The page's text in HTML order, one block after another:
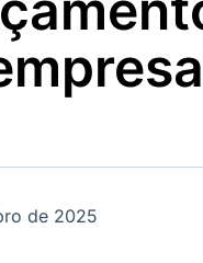
APIs para
de
e
Ticker
headlines de
notícias
melhorde 2025